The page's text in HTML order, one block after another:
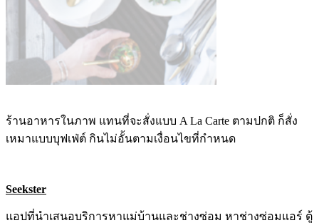
ร้านอาหารในภาพ แทนที่จะสั่งแบบ A La Carte ตามปกติ ก็สั่ง
เหมาแบบบุฟเฟ่ต์ กินไม่อั้นตามเงื่อนไขที่กำหนด
Seekster
แอปที่นำเสนอบริการหาแม่บ้านและช่างซ่อม หาช่างซ่อมแอร์ ตู้